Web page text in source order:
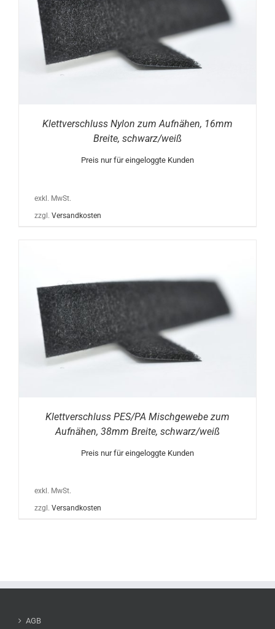
Klettverschluss Nylon zum Aufnähen, 16mm
Breite, schwarz/weiß
Preis nur für eingeloggte Kunden
exkl. MwSt.
zzgl. Versandkosten
Klettverschluss PES/PA Mischgewebe zum
Aufnähen, 38mm Breite, schwarz/weiß
Preis nur für eingeloggte Kunden
exkl. MwSt.
zzgl. Versandkosten
AGB